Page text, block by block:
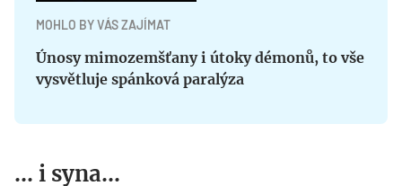
MOHLO BY VÁS ZAJÍMAT
Únosy mimozemšťany i útoky démonů, to vše
vysvětluje spánková paralýza
... i syna...